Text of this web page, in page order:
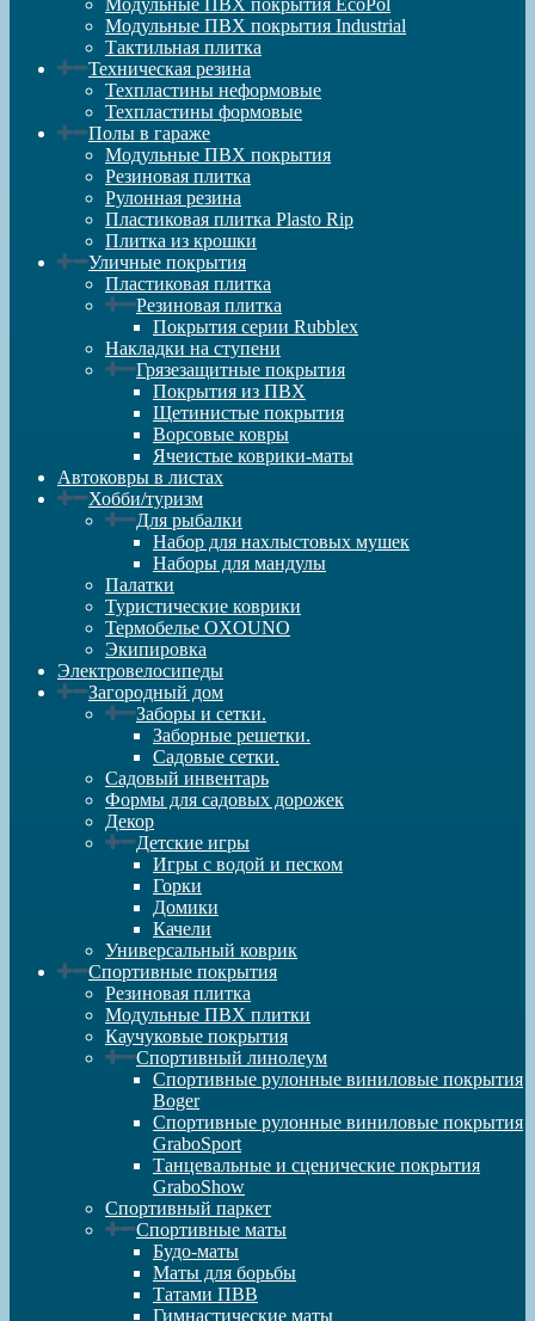
Модульные ПВХ покрытия EcoPol
Модульные ПВХ покрытия Industrial
Тактильная плитка
Техническая резина
Техпластины неформовые
Техпластины формовые
Полы в гараже
Модульные ПВХ покрытия
Резиновая плитка
Рулонная резина
Пластиковая плитка Plasto Rip
Плитка из крошки
Уличные покрытия
Пластиковая плитка
Резиновая плитка
Покрытия серии Rubblex
Накладки на ступени
Грязезащитные покрытия
Покрытия из ПВХ
Щетинистые покрытия
Ворсовые ковры
Ячеистые коврики-маты
Автоковры в листах
Хобби/туризм
Для рыбалки
Набор для нахлыстовых мушек
Наборы для мандулы
Палатки
Туристические коврики
Термобелье OXOUNO
Экипировка
Электровелосипеды
Загородный дом
Заборы и сетки.
Заборные решетки.
Садовые сетки.
Садовый инвентарь
Формы для садовых дорожек
Декор
Детские игры
Игры с водой и песком
Горки
Домики
Качели
Универсальный коврик
Спортивные покрытия
Резиновая плитка
Модульные ПВХ плитки
Каучуковые покрытия
Спортивный линолеум
Спортивные рулонные виниловые покрытия
Boger
Спортивные рулонные виниловые покрытия
GraboSport
Танцевальные и сценические покрытия
GraboShow
Спортивный паркет
Спортивные маты
Будо-маты
Маты для борьбы
Татами ПВВ
Гимнастические маты